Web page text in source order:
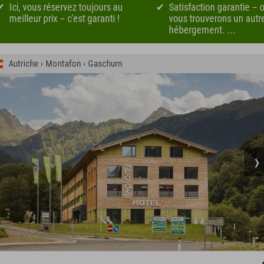
Ici, vous réservez toujours au
meilleur prix – c'est garanti !
Satisfaction garantie –
vous trouverons un
hébergement. ...
Autriche › Montafon › Gaschurn